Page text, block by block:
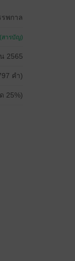
พกาล
(สารบัญ)
2565
คำ)
25%)